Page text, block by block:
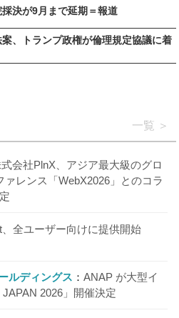
決が9月まで延期＝報道
、トランプ政権が倫理規定協議に着
一覧
会社PlnX、アジア最大級のグロ
ァレンス「WebX2026」とのコラ
、全ユーザー向けに提供開始
ルディングス
ANAP が大型イ
2026」開催決定